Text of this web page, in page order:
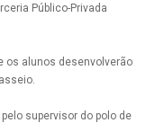
Público-Privada
os alunos desenvolverão
supervisor do polo de